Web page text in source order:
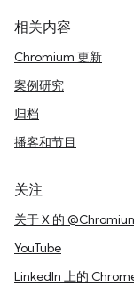
相关内容
Chromium 更新
案例研究
归档
播客和节目
关注
关于 X 的
YouTube
LinkedIn 上的